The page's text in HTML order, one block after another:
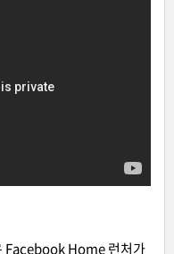
Facebook Home 런처가